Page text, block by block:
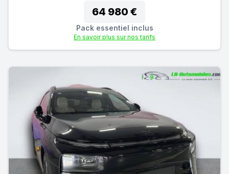
64 980 €
Pack essentiel inclus
En savoir plus sur nos tarifs